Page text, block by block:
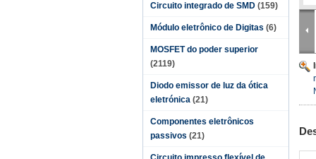
Circuito integrado de SMD (159)
Módulo eletrônico de Digitas (6)
MOSFET do poder superior
(2119)
Diodo emissor de luz da ótica
eletrónica (21)
Componentes eletrônicos
passivos (21)